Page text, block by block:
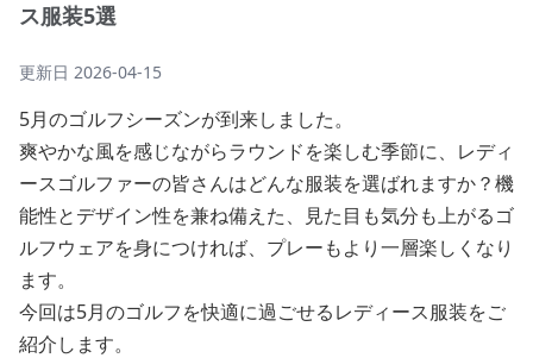
ス服装5選
更新日 2026-04-15
5月のゴルフシーズンが到来しました。
爽やかな風を感じながらラウンドを楽しむ季節に、レディ
ースゴルファーの皆さんはどんな服装を選ばれますか？機
能性とデザイン性を兼ね備えた、見た目も気分も上がるゴ
ルフウェアを身につければ、プレーもより一層楽しくなり
ます。
今回は5月のゴルフを快適に過ごせるレディース服装をご
紹介します。